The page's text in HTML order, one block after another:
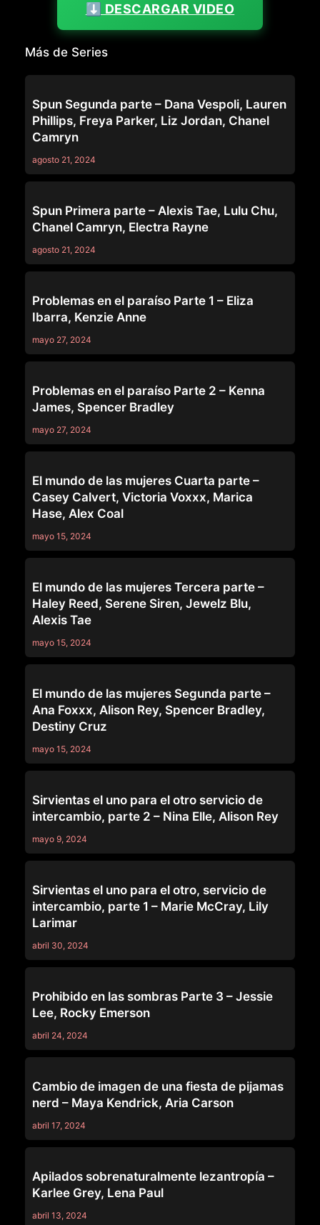
⬇️ DESCARGAR VIDEO
Más de Series
Spun Segunda parte – Dana Vespoli, Lauren
Phillips, Freya Parker, Liz Jordan, Chanel
Camryn
agosto 21, 2024
Spun Primera parte – Alexis Tae, Lulu Chu,
Chanel Camryn, Electra Rayne
agosto 21, 2024
Problemas en el paraíso Parte 1 – Eliza
Ibarra, Kenzie Anne
mayo 27, 2024
Problemas en el paraíso Parte 2 – Kenna
James, Spencer Bradley
mayo 27, 2024
El mundo de las mujeres Cuarta parte –
Casey Calvert, Victoria Voxxx, Marica
Hase, Alex Coal
mayo 15, 2024
El mundo de las mujeres Tercera parte –
Haley Reed, Serene Siren, Jewelz Blu,
Alexis Tae
mayo 15, 2024
El mundo de las mujeres Segunda parte –
Ana Foxxx, Alison Rey, Spencer Bradley,
Destiny Cruz
mayo 15, 2024
Sirvientas el uno para el otro servicio de
intercambio, parte 2 – Nina Elle, Alison Rey
mayo 9, 2024
Sirvientas el uno para el otro, servicio de
intercambio, parte 1 – Marie McCray, Lily
Larimar
abril 30, 2024
Prohibido en las sombras Parte 3 – Jessie
Lee, Rocky Emerson
abril 24, 2024
Cambio de imagen de una fiesta de pijamas
nerd – Maya Kendrick, Aria Carson
abril 17, 2024
Apilados sobrenaturalmente lezantropía –
Karlee Grey, Lena Paul
abril 13, 2024